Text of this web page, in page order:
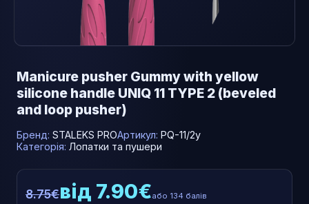
Manicure pusher Gummy with yellow
silicone handle UNIQ 11 TYPE 2 (beveled
and loop pusher)
Бренд: STALEKS PROАртикул: PQ-11/2y
Категорія: Лопатки та пушери
8.75€від 7.90€або 134 балів